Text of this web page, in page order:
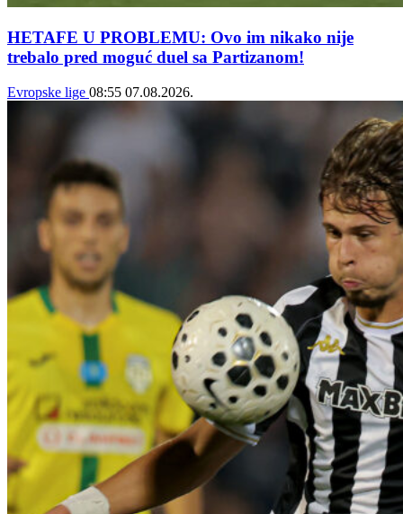
HETAFE U PROBLEMU: Ovo im nikako nije
trebalo pred moguć duel sa Partizanom!
Evropske lige 08:55 07.08.2026.